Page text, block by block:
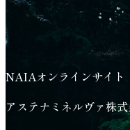
NAIAオンラインサイト
アステナミネルヴァ株